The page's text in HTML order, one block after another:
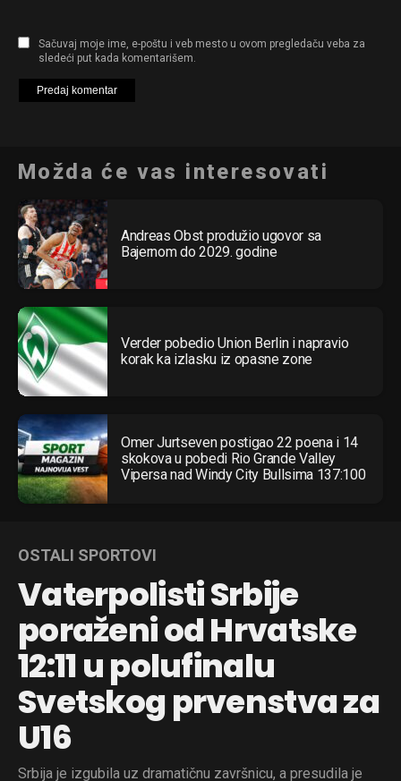
Sačuvaj moje ime, e-poštu i veb mesto u ovom pregledaču veba za
sledeći put kada komentarišem.
Možda će vas interesovati
Andreas Obst produžio ugovor sa
Bajernom do 2029. godine
Verder pobedio Union Berlin i napravio
korak ka izlasku iz opasne zone
Omer Jurtseven postigao 22 poena i 14
skokova u pobedi Rio Grande Valley
Vipersa nad Windy City Bullsima 137:100
OSTALI SPORTOVI
Vaterpolisti Srbije
poraženi od Hrvatske
12:11 u polufinalu
Svetskog prvenstva za
U16
Srbija je izgubila uz dramatičnu završnicu, a presudila je